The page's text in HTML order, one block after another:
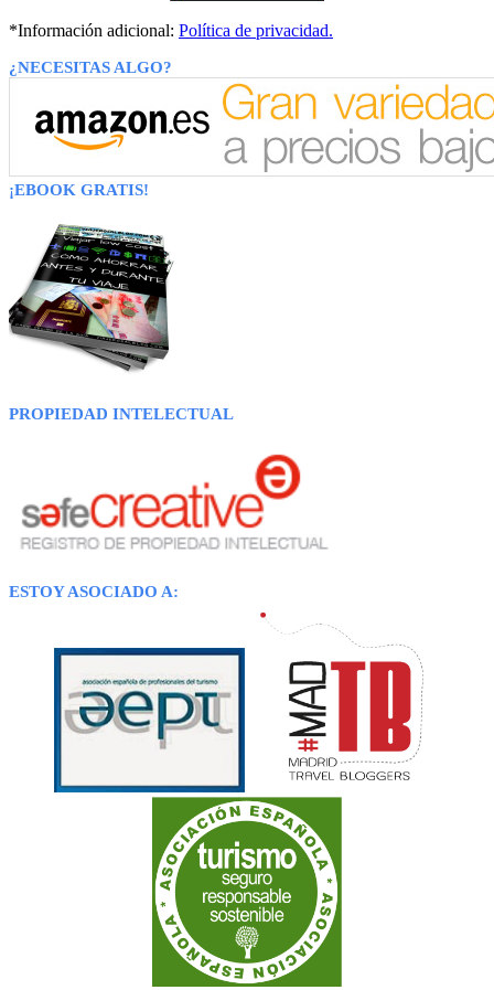
*Información adicional: Política de privacidad.
¿NECESITAS ALGO?
¡EBOOK GRATIS!
PROPIEDAD INTELECTUAL
ESTOY ASOCIADO A: